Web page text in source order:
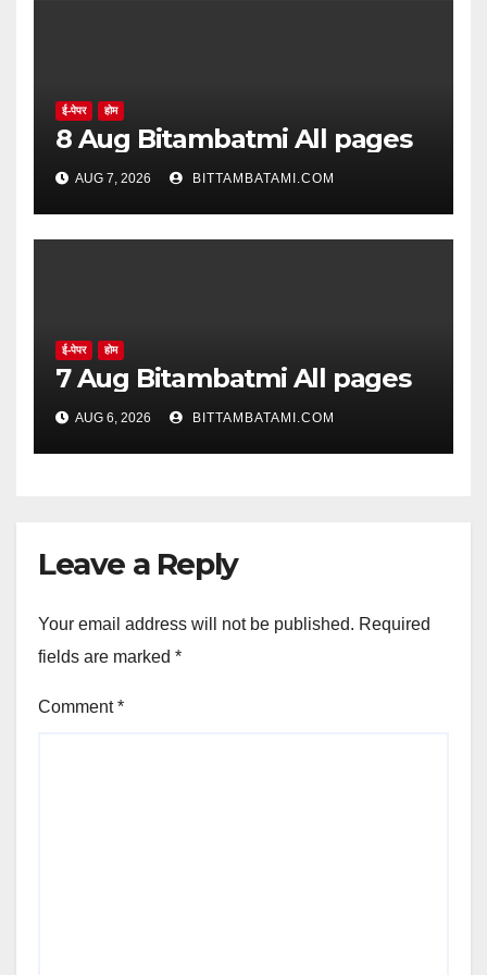
ई-पेपर होम
8 Aug Bitambatmi All pages
AUG 7, 2026 BITTAMBATAMI.COM
ई-पेपर होम
7 Aug Bitambatmi All pages
AUG 6, 2026 BITTAMBATAMI.COM
Leave a Reply
Your email address will not be published. Required
fields are marked *
Comment*